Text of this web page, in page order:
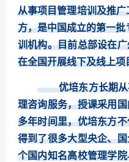
从事项目管理培训及推
方，是中国成立的第一
训机构。目前总部设在
在全国开展线下及线上项
优培东方长期
理咨询服务，授课采用
多年时间里，优培东方
得到了很多大型央企、
个国内知名高校管理学